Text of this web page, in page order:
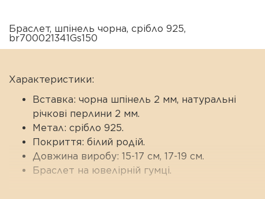
Браслет, шпінель чорна, срібло 925,
br700021341Gs150
Характеристики:
Вставка: чорна шпінель 2 мм, натуральні
річкові перлини 2 мм.
Метал: срібло 925.
Покриття: білий родій.
Довжина виробу: 15-17 см, 17-19 см.
Браслет на ювелірній гумці.